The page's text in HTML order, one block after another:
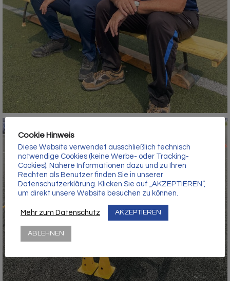
Cookie Hinweis
Diese Website verwendet ausschließlich technisch
notwendige Cookies (keine Werbe- oder Tracking-
Cookies). Nähere Informationen dazu und zu Ihren
Rechten als Benutzer finden Sie in unserer
Datenschutzerklärung. Klicken Sie auf „AKZEPTIEREN“,
um direkt unsere Website besuchen zu können.
Mehr zum Datenschutz AKZEPTIEREN
ABLEHNEN